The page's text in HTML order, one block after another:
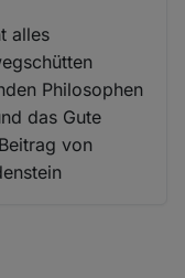
alles
Philosophen
das Gute
von